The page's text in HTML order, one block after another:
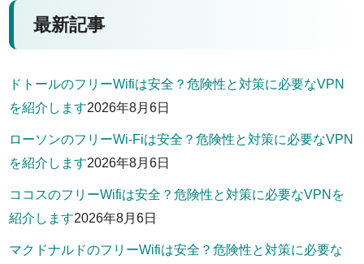
最新記事
ドトールのフリーWifiは安全？危険性と対策に必要なVPN
を紹介します2026年8月6日
ローソンのフリーWi-Fiは安全？危険性と対策に必要なVPN
を紹介します2026年8月6日
ココスのフリーWifiは安全？危険性と対策に必要なVPNを
紹介します2026年8月6日
マクドナルドのフリーWifiは安全？危険性と対策に必要な